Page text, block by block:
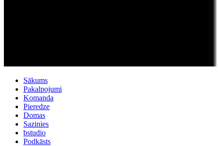
Sākums
Pakalpojumi
Komanda
Pieredze
Domas
Sazinies
bstudio
Podkāsts